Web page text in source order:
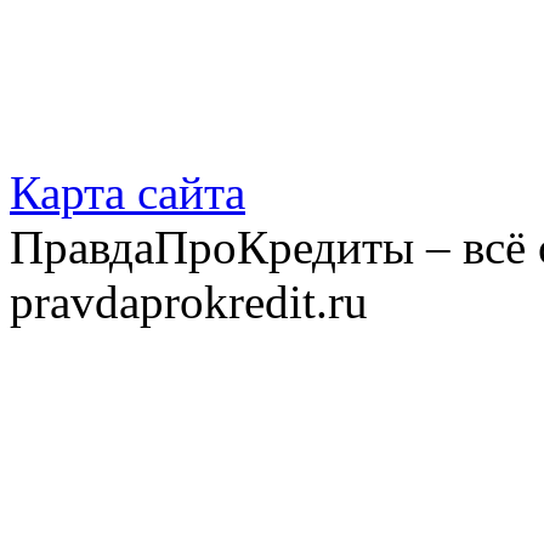
Карта сайта
ПравдаПроКредиты –
pravdaprokredit.ru